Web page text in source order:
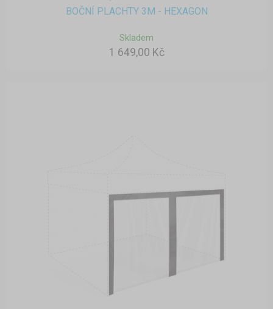
BOČNÍ PLACHTY 3M - HEXAGON
Skladem
1 649,00 Kč